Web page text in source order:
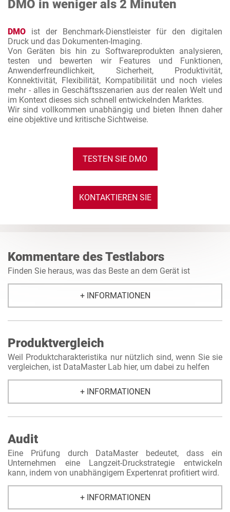
DMO in weniger als 2 Minuten
DMO ist der Benchmark-Dienstleister für den digitalen
Druck und das Dokumenten-Imaging.
Von Geräten bis hin zu Softwareprodukten analysieren,
testen und bewerten wir Features und Funktionen,
Anwenderfreundlichkeit, Sicherheit, Produktivität,
Konnektivität, Flexibilität, Kompatibilität und noch vieles
mehr - alles in Geschäftsszenarien aus der realen Welt und
im Kontext dieses sich schnell entwickelnden Marktes.
Wir sind vollkommen unabhängig und bieten Ihnen daher
eine objektive und kritische Sichtweise.
TESTEN SIE DMO
KONTAKTIEREN SIE
Kommentare des Testlabors
Finden Sie heraus, was das Beste an dem Gerät ist
+ INFORMATIONEN
Produktvergleich
Weil Produktcharakteristika nur nützlich sind, wenn Sie sie
vergleichen, ist DataMaster Lab hier, um dabei zu helfen
+ INFORMATIONEN
Audit
Eine Prüfung durch DataMaster bedeutet, dass ein
Unternehmen eine Langzeit-Druckstrategie entwickeln
kann, indem von unabhängigem Expertenrat profitiert wird.
+ INFORMATIONEN